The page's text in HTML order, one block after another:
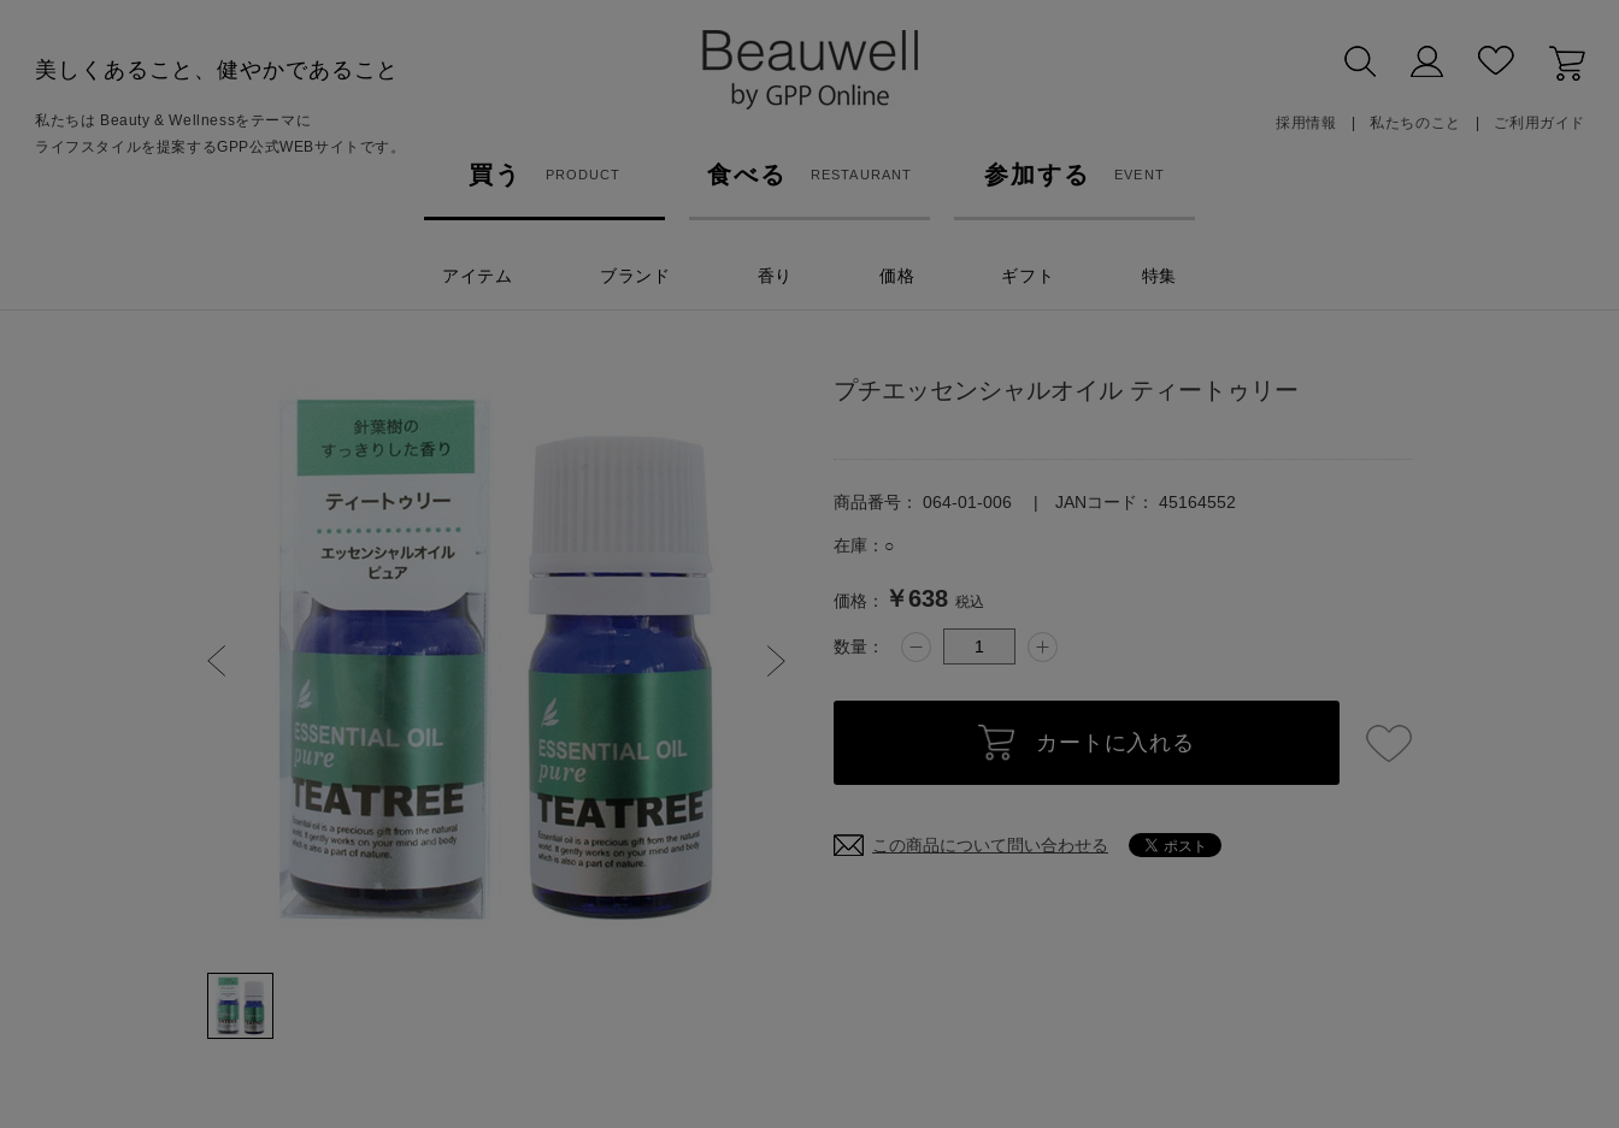
美しくあること、健やかであること
私たちは Beauty & Wellnessをテーマに
ライフスタイルを提案するGPP公式WEBサイトです。
採用情報 私たちのこと ご利用ガイド
買う PRODUCT 食べる RESTAURANT 参加する EVENT
アイテム ブランド 香り 価格 ギフト 特集
プチエッセンシャルオイル ティートゥリー
在庫： ○
価格： ￥638 税込
商品番号： 064-01-006 JANコード： 45164552
数量：
カートに入れる
この商品について問い合わせる